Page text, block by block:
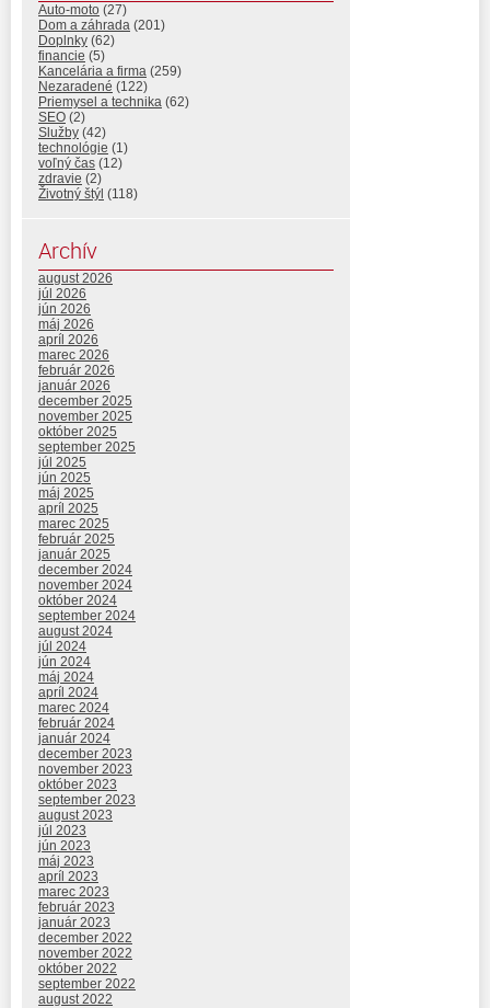
Auto-moto (27)
Dom a záhrada (201)
Doplnky (62)
financie (5)
Kancelária a firma (259)
Nezaradené (122)
Priemysel a technika (62)
SEO (2)
Služby (42)
technológie (1)
voľný čas (12)
zdravie (2)
Životný štýl (118)
Archív
august 2026
júl 2026
jún 2026
máj 2026
apríl 2026
marec 2026
február 2026
január 2026
december 2025
november 2025
október 2025
september 2025
júl 2025
jún 2025
máj 2025
apríl 2025
marec 2025
február 2025
január 2025
december 2024
november 2024
október 2024
september 2024
august 2024
júl 2024
jún 2024
máj 2024
apríl 2024
marec 2024
február 2024
január 2024
december 2023
november 2023
október 2023
september 2023
august 2023
júl 2023
jún 2023
máj 2023
apríl 2023
marec 2023
február 2023
január 2023
december 2022
november 2022
október 2022
september 2022
august 2022